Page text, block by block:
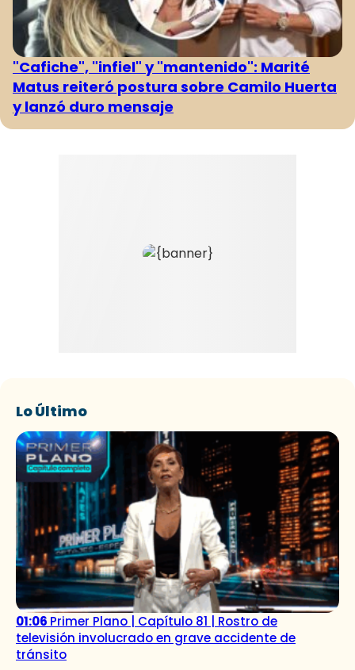
"Cafiche", "infiel" y "mantenido": Marité
Matus reiteró postura sobre Camilo Huerta
y lanzó duro mensaje
Lo Último
01:06 Primer Plano | Capítulo 81 | Rostro de
televisión involucrado en grave accidente de
tránsito